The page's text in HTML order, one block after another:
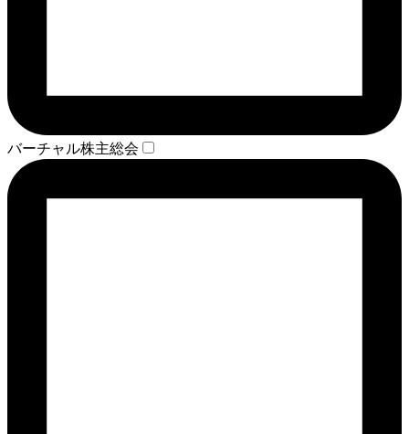
バーチャル株主総会